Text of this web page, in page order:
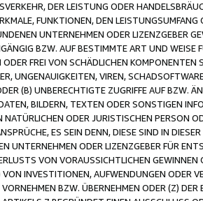
DER LEISTUNG ODER
FUNKTIONEN, DEN
UNTERNEHMEN ODER LIZENZGEBER
BZW. AUF BESTIMMTE ART UND
ODER FREI VON SCHÄDLICHEN
UNGENAUIGKEITEN, VIREN,
(B) UNBERECHTIGTE ZUGRIFFE AUF BZW.
BILDERN, TEXTEN ODER SONSTIGEN
NATÜRLICHEN ODER JURISTISCHEN PERSON
ES SEIN DENN, DIESE SIND IN
UNTERNEHMEN ODER LIZENZGEBER FÜR
VON VORAUSSICHTLICHEN
INVESTITIONEN, AUFWENDUNGEN ODER
BZW. ÜBERNEHMEN ODER (Z)